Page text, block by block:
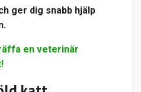
ger dig snabb hjälp
en veterinär